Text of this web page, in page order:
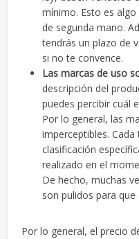
mínimo. Esto es
de segunda mano.
tendrás un plazo de
si no te convence.
Las marcas de uso
descripción del
puedes percibir cuál
Por lo general, las
imperceptibles.
clasificación
realizado en el
De hecho, muchas
son pulidos para
Por lo general, el precio